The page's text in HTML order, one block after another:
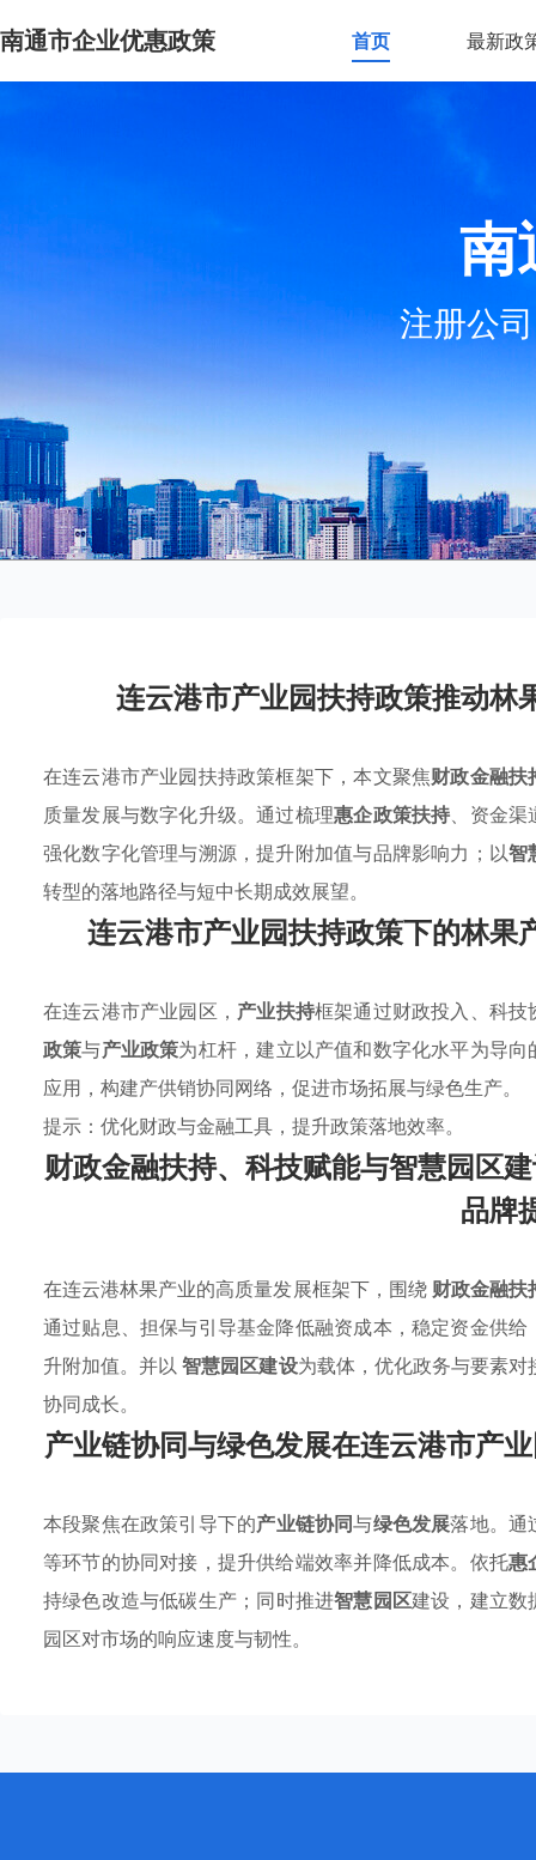
南通市企业优惠政策 首页 最新政
南
注册公
连云港市产业园扶持政策推动林
在连云港市产业园扶持政策框架下，本文聚焦财政金融扶
质量发展与数字化升级。通过梳理惠企政策扶持、资金渠
强化数字化管理与溯源，提升附加值与品牌影响力；以智
转型的落地路径与短中长期成效展望。
连云港市产业园扶持政策下的林果
在连云港市产业园区， 产业扶持框架通过财政投入、科
政策与产业政策为杠杆，建立以产值和数字化水平为导
应用，构建产供销协同网络，促进市场拓展与绿色生产。
提示：优化财政与金融工具，提升政策落地效率。
财政金融扶持、科技赋能与智慧园区
品牌
在连云港林果产业的高质量发展框架下，围绕 财政金融扶
通过贴息、担保与引导基金降低融资成本，稳定资金供
升附加值。并以智慧园区建设为载体，优化政务与要素
协同成长。
产业链协同与绿色发展在连云港市产
本段聚焦在政策引导下的产业链协同与绿色发展落地。通
等环节的协同对接，提升供给端效率并降低成本。依托惠
持绿色改造与低碳生产；同时推进智慧园区建设，建立数
园区对市场的响应速度与韧性。